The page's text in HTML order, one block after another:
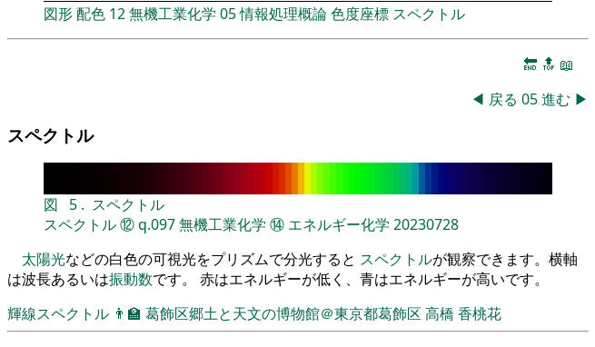
図形配色 12無機工業化学 05情報処理概論色度座標 スペクトル
🔚 🔝 📖
◀ 戻る 05進む ▶
スペクトル
図 5 . スペクトル
スペクトル⑫q.097無機工業化学 ⑭ エネルギー化学 20230728
太陽光などの白色の可視光をプリズムで分光すると スペクトルが観察できます。横軸
は波長あるいは振動数です。 赤はエネルギーが低く、青はエネルギーが高いです。
輝線スペクトル 👨‍🏫 葛飾区郷土と天文の博物館＠東京都葛飾区 高橋 香桃花